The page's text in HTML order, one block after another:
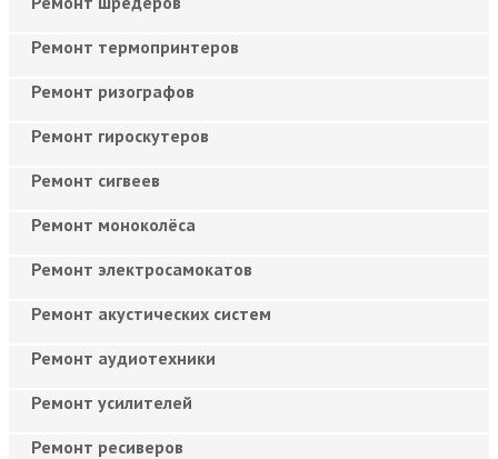
Ремонт термопринтеров
Ремонт ризографов
Ремонт гироскутеров
Ремонт сигвеев
Ремонт моноколёса
Ремонт электросамокатов
Ремонт акустических систем
Ремонт аудиотехники
Ремонт усилителей
Ремонт ресиверов